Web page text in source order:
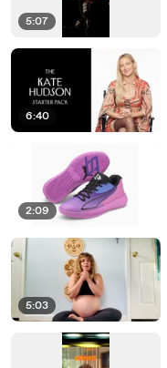
5:07
6:40
2:09
5:03